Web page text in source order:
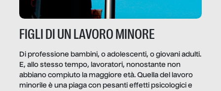
FIGLI DI UN LAVORO MINORE
Di professione bambini, o adolescenti, o giovani adulti.
E, allo stesso tempo, lavoratori, nonostante non
abbiano compiuto la maggiore età. Quella del lavoro
minorile è una piaga con pesanti effetti psicologici e